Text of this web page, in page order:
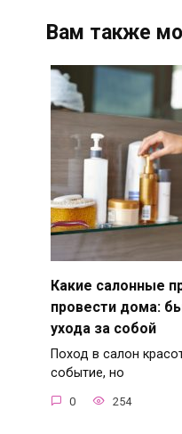
Вам также
Какие салонные
провести дома:
ухода за собой
Поход в салон
событие, но
0 254